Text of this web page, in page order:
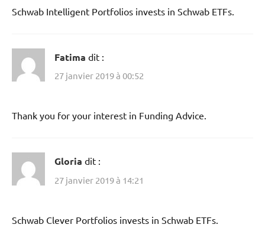
Schwab Intelligent Portfolios invests in Schwab ETFs.
Fatima dit :
27 janvier 2019 à 00:52
Thank you for your interest in Funding Advice.
Gloria dit :
27 janvier 2019 à 14:21
Schwab Clever Portfolios invests in Schwab ETFs.